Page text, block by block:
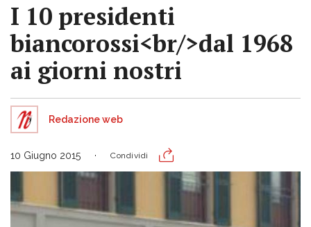
I 10 presidenti
biancorossi<br/>dal 1968
ai giorni nostri
Redazione web
10 Giugno 2015 Condividi